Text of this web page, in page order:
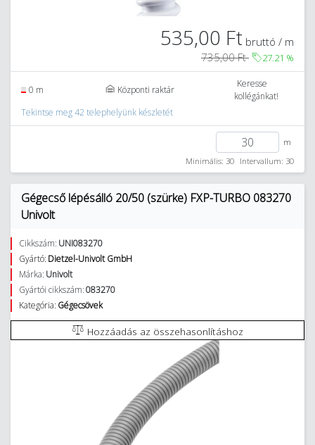
535,00 Ft bruttó / m
735,00 Ft
27.21 %
0 m Központi raktár
Keresse
kollégánkat!
Tekintse meg 42 telephelyünk készletét
m
Minimális: 30 Intervallum: 30
Gégecső lépésálló 20/50 (szürke) FXP-TURBO 083270
Univolt
Cikkszám: UNI083270
Gyártó: Dietzel-Univolt GmbH
Márka: Univolt
Gyártói cikkszám:083270
Kategória: Gégecsövek
Hozzáadás az összehasonlításhoz